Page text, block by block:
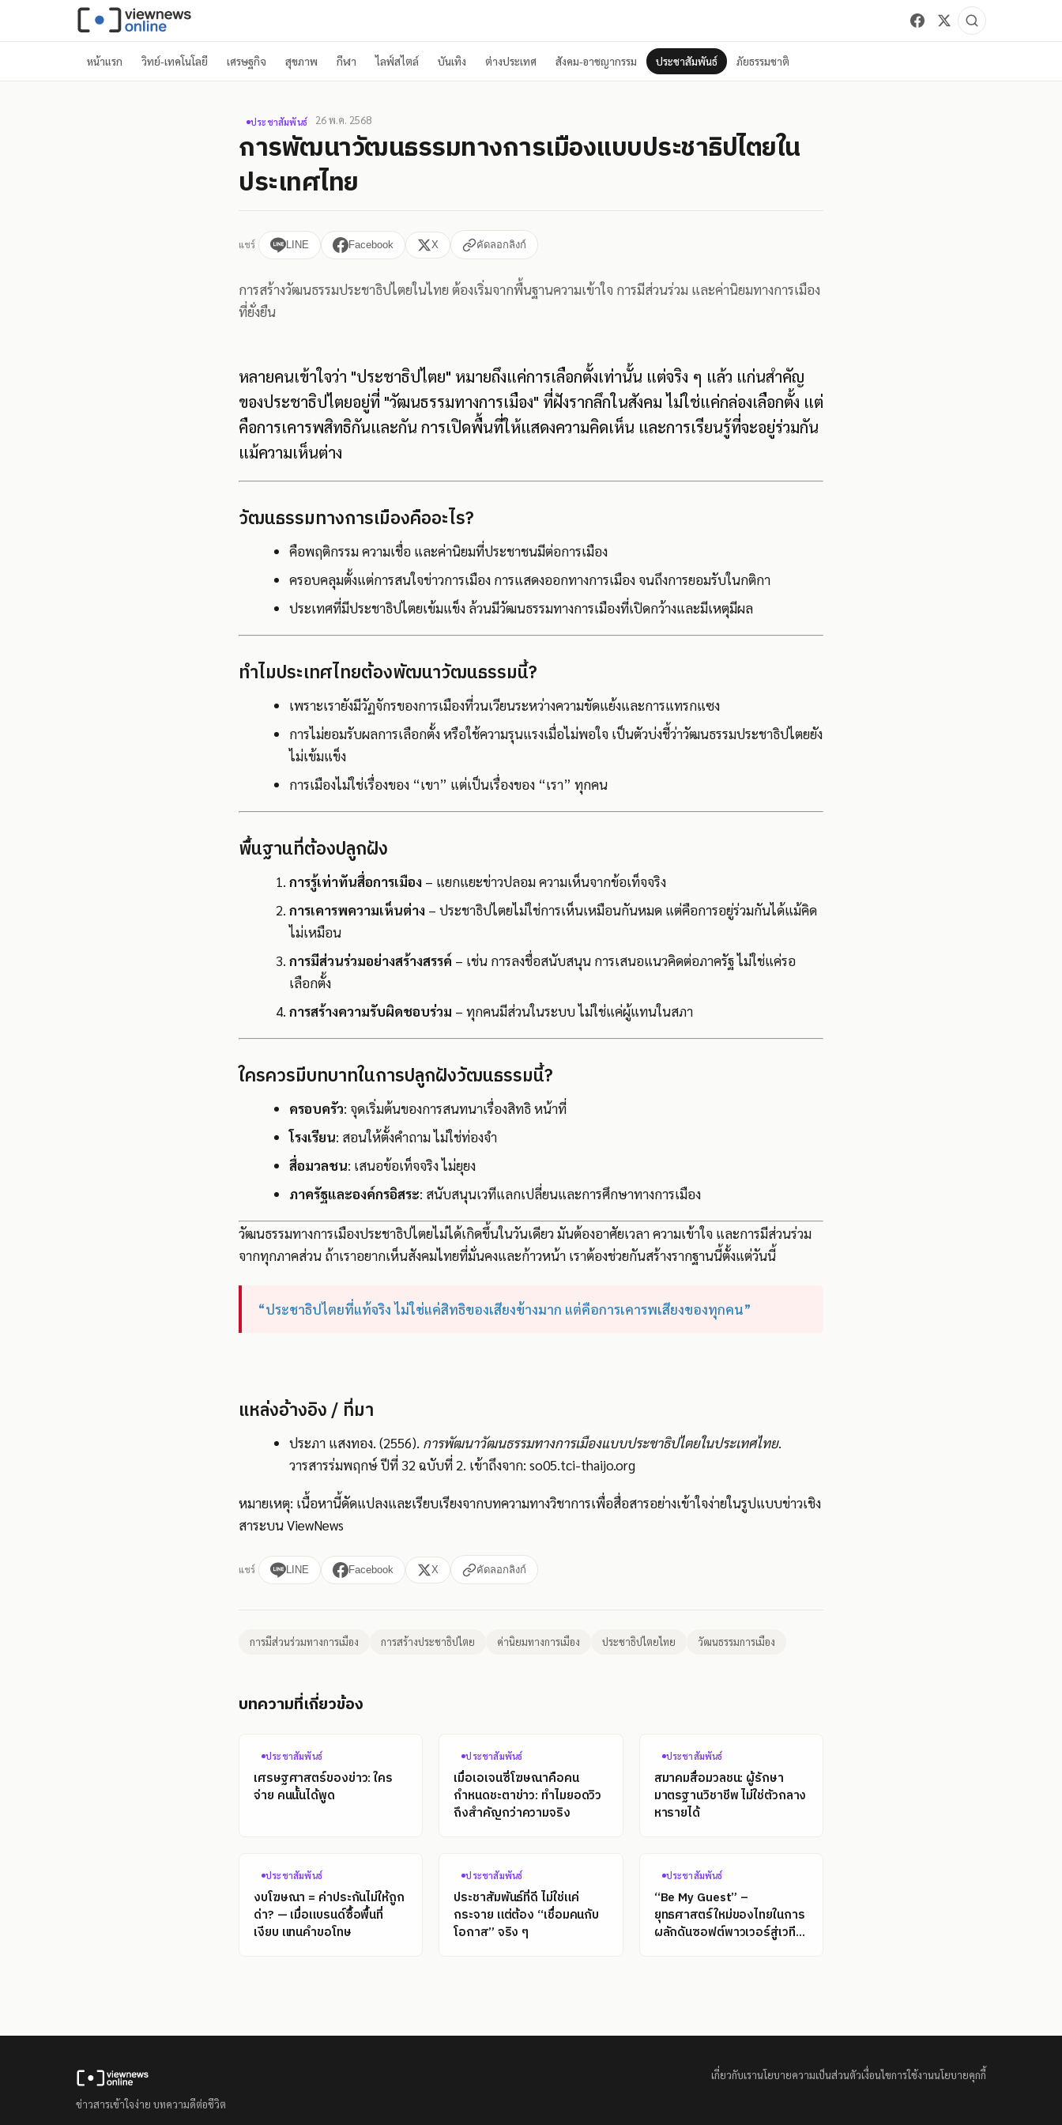
หน้าแรก วิทย์-เทคโนโลยี เศรษฐกิจ สุขภาพ กีฬา ไลฟ์สไตล์ บันเทิง ต่างประเทศ สังคม-อาชญากรรม ประชาสัมพันธ์ ภัยธรรมชาติ
ประชาสัมพันธ์ 26 พ.ค. 2568
การพัฒนาวัฒนธรรมทางการเมืองแบบประชาธิปไตยใน
ประเทศไทย
แชร์ LINE Facebook X คัดลอกลิงก์
การสร้างวัฒนธรรมประชาธิปไตยในไทย ต้องเริ่มจากพื้นฐานความเข้าใจ การมีส่วนร่วม และค่านิยมทางการเมือง
ที่ยั่งยืน
หลายคนเข้าใจว่า "ประชาธิปไตย" หมายถึงแค่การเลือกตั้งเท่านั้น แต่จริง ๆ แล้ว แก่นสำคัญ
ของประชาธิปไตยอยู่ที่ "วัฒนธรรมทางการเมือง" ที่ฝังรากลึกในสังคม ไม่ใช่แค่กล่องเลือกตั้ง แต่
คือการเคารพสิทธิกันและกัน การเปิดพื้นที่ให้แสดงความคิดเห็น และการเรียนรู้ที่จะอยู่ร่วมกัน
แม้ความเห็นต่าง
วัฒนธรรมทางการเมืองคืออะไร?
คือพฤติกรรม ความเชื่อ และค่านิยมที่ประชาชนมีต่อการเมือง
ครอบคลุมตั้งแต่การสนใจข่าวการเมือง การแสดงออกทางการเมือง จนถึงการยอมรับในกติกา
ประเทศที่มีประชาธิปไตยเข้มแข็ง ล้วนมีวัฒนธรรมทางการเมืองที่เปิดกว้างและมีเหตุมีผล
ทำไมประเทศไทยต้องพัฒนาวัฒนธรรมนี้?
เพราะเรายังมีวัฏจักรของการเมืองที่วนเวียนระหว่างความขัดแย้งและการแทรกแซง
การไม่ยอมรับผลการเลือกตั้ง หรือใช้ความรุนแรงเมื่อไม่พอใจ เป็นตัวบ่งชี้ว่าวัฒนธรรมประชาธิปไตยยัง
ไม่เข้มแข็ง
การเมืองไม่ใช่เรื่องของ “เขา” แต่เป็นเรื่องของ “เรา” ทุกคน
พื้นฐานที่ต้องปลูกฝัง
การรู้เท่าทันสื่อการเมือง – แยกแยะข่าวปลอม ความเห็นจากข้อเท็จจริง
การเคารพความเห็นต่าง – ประชาธิปไตยไม่ใช่การเห็นเหมือนกันหมด แต่คือการอยู่ร่วมกันได้แม้คิด
ไม่เหมือน
การมีส่วนร่วมอย่างสร้างสรรค์ – เช่น การลงชื่อสนับสนุน การเสนอแนวคิดต่อภาครัฐ ไม่ใช่แค่รอ
เลือกตั้ง
การสร้างความรับผิดชอบร่วม – ทุกคนมีส่วนในระบบ ไม่ใช่แค่ผู้แทนในสภา
ใครควรมีบทบาทในการปลูกฝังวัฒนธรรมนี้?
ครอบครัว: จุดเริ่มต้นของการสนทนาเรื่องสิทธิ หน้าที่
โรงเรียน: สอนให้ตั้งคำถาม ไม่ใช่ท่องจำ
สื่อมวลชน: เสนอข้อเท็จจริง ไม่ยุยง
ภาครัฐและองค์กรอิสระ: สนับสนุนเวทีแลกเปลี่ยนและการศึกษาทางการเมือง
วัฒนธรรมทางการเมืองประชาธิปไตยไม่ได้เกิดขึ้นในวันเดียว มันต้องอาศัยเวลา ความเข้าใจ และการมีส่วนร่วม
จากทุกภาคส่วน ถ้าเราอยากเห็นสังคมไทยที่มั่นคงและก้าวหน้า เราต้องช่วยกันสร้างรากฐานนี้ตั้งแต่วันนี้
“ประชาธิปไตยที่แท้จริง ไม่ใช่แค่สิทธิของเสียงข้างมาก แต่คือการเคารพเสียงของทุกคน”
แหล่งอ้างอิง / ที่มา
ประภา แสงทอง. (2556). การพัฒนาวัฒนธรรมทางการเมืองแบบประชาธิปไตยในประเทศไทย.
วารสารร่มพฤกษ์ ปีที่ 32 ฉบับที่ 2. เข้าถึงจาก: so05.tci-thaijo.org
หมายเหตุ: เนื้อหานี้ดัดแปลงและเรียบเรียงจากบทความทางวิชาการเพื่อสื่อสารอย่างเข้าใจง่ายในรูปแบบข่าวเชิง
สาระบน ViewNews
แชร์ LINE Facebook X คัดลอกลิงก์
การมีส่วนร่วมทางการเมือง การสร้างประชาธิปไตย ค่านิยมทางการเมือง ประชาธิปไตยไทย วัฒนธรรมการเมือง
บทความที่เกี่ยวข้อง
ประชาสัมพันธ์
เศรษฐศาสตร์ของข่าว: ใคร
จ่าย คนนั้นได้พูด
ประชาสัมพันธ์
เมื่อเอเจนซี่โฆษณาคือคน
กำหนดชะตาข่าว: ทำไมยอดวิว
ถึงสำคัญกว่าความจริง
ประชาสัมพันธ์
สมาคมสื่อมวลชน: ผู้รักษา
มาตรฐานวิชาชีพ ไม่ใช่ตัวกลาง
หารายได้
ประชาสัมพันธ์
งบโฆษณา = ค่าประกันไม่ให้ถูก
ด่า? — เมื่อแบรนด์ซื้อพื้นที่
เงียบ แทนคำขอโทษ
ประชาสัมพันธ์
ประชาสัมพันธ์ที่ดี ไม่ใช่แค่
กระจาย แต่ต้อง “เชื่อมคนกับ
โอกาส” จริง ๆ
ประชาสัมพันธ์
“Be My Guest” –
ยุทธศาสตร์ใหม่ของไทยในการ
ผลักดันซอฟต์พาวเวอร์สู่เวที
ข่าวสารเข้าใจง่าย บทความดีต่อชีวิต
เกี่ยวกับเรานโยบายความเป็นส่วนตัวเงื่อนไขการใช้งานนโยบายคุกกี้